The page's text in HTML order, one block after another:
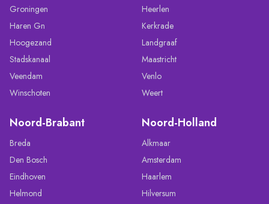
Groningen
Haren Gn
Hoogezand
Stadskanaal
Veendam
Winschoten
Heerlen
Kerkrade
Landgraaf
Maastricht
Venlo
Weert
Noord-Brabant
Breda
Den Bosch
Eindhoven
Helmond
Noord-Holland
Alkmaar
Amsterdam
Haarlem
Hilversum